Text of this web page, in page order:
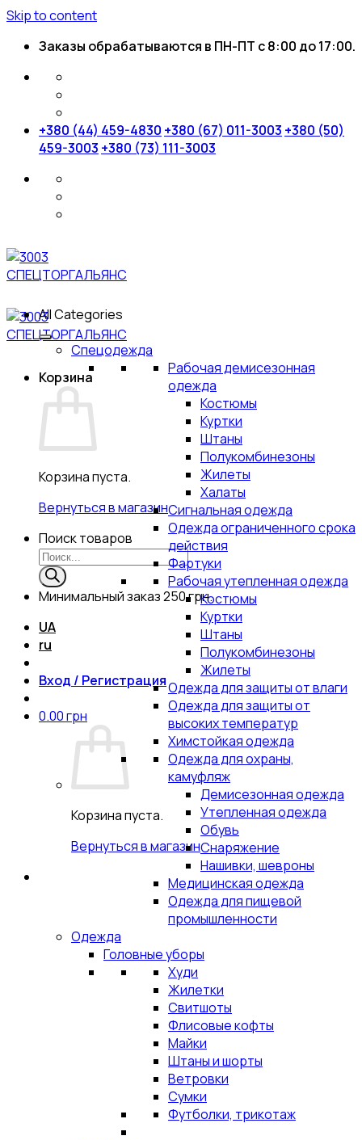
Skip to content
Заказы обрабатываются в ПН-ПТ с 8:00 до 17:00.
+380 (44) 459-4830 +380 (67) 011-3003 +380 (50)
459-3003 +380 (73) 111-3003
Корзина
Корзина пуста.
Вернуться в магазин
Поиск товаров
Минимальный заказ250 грн.
UA
ru
Вход / Регистрация
0.00грн
Корзина пуста.
Вернуться в магазин
All Categories
Спецодежда
Рабочая демисезонная
одежда
Костюмы
Куртки
Штаны
Полукомбинезоны
Жилеты
Халаты
Сигнальная одежда
Одежда ограниченного срока
действия
Фартуки
Рабочая утепленная одежда
Костюмы
Куртки
Штаны
Полукомбинезоны
Жилеты
Одежда для защиты от влаги
Одежда для защиты от
высоких температур
Химстойкая одежда
Одежда для охраны,
камуфляж
Демисезонная одежда
Утепленная одежда
Обувь
Снаряжение
Нашивки, шевроны
Медицинская одежда
Одежда для пищевой
промышленности
Одежда
Головные уборы
Худи
Жилетки
Свитшоты
Флисовые кофты
Майки
Штаны и шорты
Ветровки
Сумки
Футболки, трикотаж